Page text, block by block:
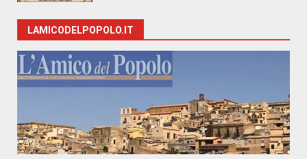
LAMICODELPOPOLO.IT